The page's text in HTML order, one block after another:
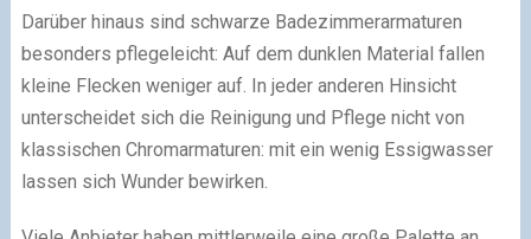
Darüber hinaus sind schwarze Badezimmerarmaturen
besonders pflegeleicht: Auf dem dunklen Material fallen
kleine Flecken weniger auf. In jeder anderen Hinsicht
unterscheidet sich die Reinigung und Pflege nicht von
klassischen Chromarmaturen: mit ein wenig Essigwasser
lassen sich Wunder bewirken.